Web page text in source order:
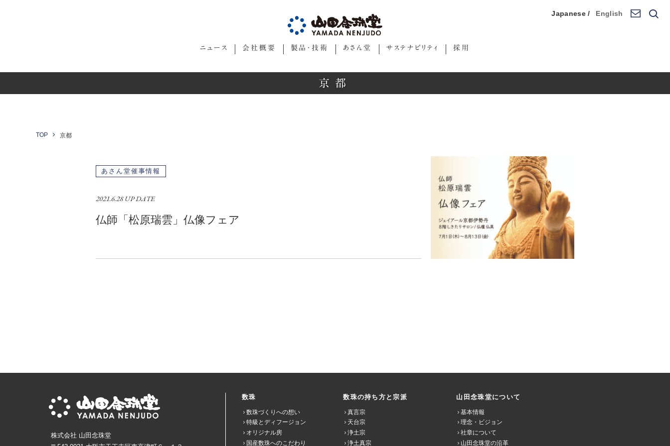
ニュース 会社概要 製品・技術 あさん堂 サステナビリティ 採用
Japanese / English
京都
TOP 京都
あさん堂催事情報
2021.6.28 UP DATE
仏師「松原瑞雲」仏像フェア
株式会社 山田念珠堂
数珠
数珠づくりへの想い
特級とディフージョン
オリジナル房
国産数珠へのこだわり
数珠の持ち方と宗派
真言宗
天台宗
浄土宗
浄土真宗
山田念珠堂について
基本情報
理念・ビジョン
社章について
山田念珠堂の沿革